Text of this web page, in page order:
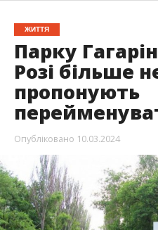
ЖИТТЯ
Парку
Розі більше
пропонують
Опубліковано 10.03.2024